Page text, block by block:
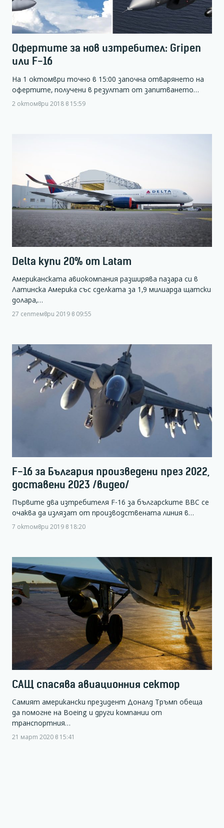
Офертите за нов изтребител: Gripen
или F-16
На 1 октомври точно в 15:00 започна отварянето на
офертите, получени в резултат от запитването…
2 октомври 2018 в 15:59
Delta купи 20% от Latam
Американската авиокомпания разширява пазара си в
Латинска Америка със сделката за 1,9 милиарда щатски
долара,…
27 септември 2019 в 09:55
F-16 за България произведени през 2022,
доставени 2023 /видео/
Първите два изтребителя F-16 за българските ВВС се
очаква да излязат от производствената линия в…
7 октомври 2019 в 18:20
САЩ спасява авиационния сектор
Самият американски президент Доналд Тръмп обеща
да помогне на Boeing и други компании от
транспортния…
21 март 2020 в 15:41